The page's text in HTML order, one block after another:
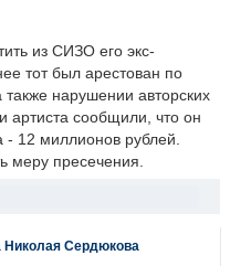
из СИЗО его экс-
тот был арестован по
нарушении авторских
артиста сообщили, что он
- 12 миллионов рублей.
меру пресечения.
Николая Сердюкова